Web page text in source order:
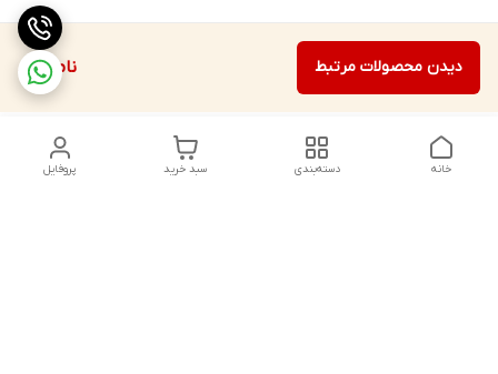
ناموجود دیدن محصولات مرتبط
پروفایل سبد خرید دسته‌بندی خانه